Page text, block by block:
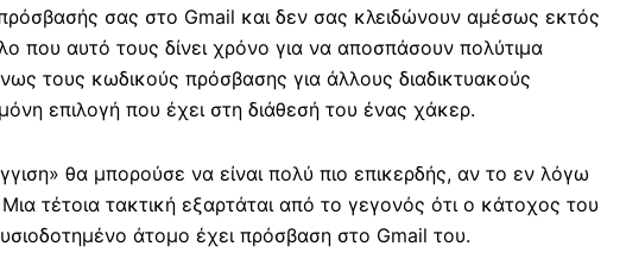
σας στο Gmail και δεν σας κλειδώνουν αμέσως εκτός
που αυτό τους δίνει χρόνο για να αποσπάσουν πολύτιμα
τους κωδικούς πρόσβασης για άλλους διαδικτυακούς
επιλογή που έχει στη διάθεσή του ένας χάκερ.
θα μπορούσε να είναι πολύ πιο επικερδής, αν το εν λόγω
τέτοια τακτική εξαρτάται από το γεγονός ότι ο κάτοχος του
άτομο έχει πρόσβαση στο Gmail του.